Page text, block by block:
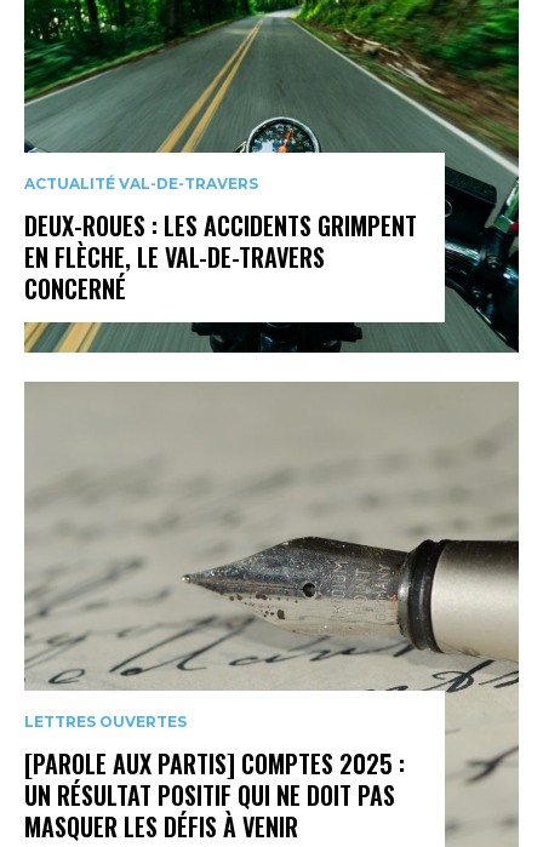
ACTUALITÉ VAL-DE-TRAVERS
DEUX-ROUES : LES ACCIDENTS GRIMPENT
EN FLÈCHE, LE VAL-DE-TRAVERS
CONCERNÉ
LETTRES OUVERTES
[PAROLE AUX PARTIS] COMPTES 2025 :
UN RÉSULTAT POSITIF QUI NE DOIT PAS
MASQUER LES DÉFIS À VENIR